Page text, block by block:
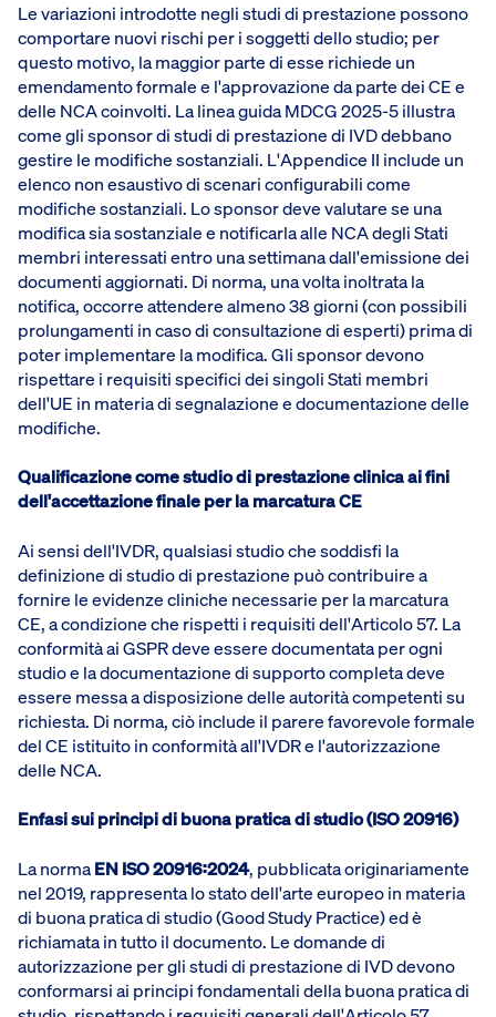
Le variazioni introdotte negli studi di prestazione possono
comportare nuovi rischi per i soggetti dello studio; per
questo motivo, la maggior parte di esse richiede un
emendamento formale e l'approvazione da parte dei CE e
delle NCA coinvolti. La linea guida MDCG 2025-5 illustra
come gli sponsor di studi di prestazione di IVD debbano
gestire le modifiche sostanziali. L'Appendice II include un
elenco non esaustivo di scenari configurabili come
modifiche sostanziali. Lo sponsor deve valutare se una
modifica sia sostanziale e notificarla alle NCA degli Stati
membri interessati entro una settimana dall'emissione dei
documenti aggiornati. Di norma, una volta inoltrata la
notifica, occorre attendere almeno 38 giorni (con possibili
prolungamenti in caso di consultazione di esperti) prima di
poter implementare la modifica. Gli sponsor devono
rispettare i requisiti specifici dei singoli Stati membri
dell'UE in materia di segnalazione e documentazione delle
modifiche.
Qualificazione come studio di prestazione clinica ai fini
dell'accettazione finale per la marcatura CE
Ai sensi dell'IVDR, qualsiasi studio che soddisfi la
definizione di studio di prestazione può contribuire a
fornire le evidenze cliniche necessarie per la marcatura
CE, a condizione che rispetti i requisiti dell'Articolo 57. La
conformità ai GSPR deve essere documentata per ogni
studio e la documentazione di supporto completa deve
essere messa a disposizione delle autorità competenti su
richiesta. Di norma, ciò include il parere favorevole formale
del CE istituito in conformità all'IVDR e l'autorizzazione
delle NCA.
Enfasi sui principi di buona pratica di studio (ISO 20916)
La normaEN ISO 20916:2024, pubblicata originariamente
nel 2019, rappresenta lo stato dell'arte europeo in materia
di buona pratica di studio (Good Study Practice) ed è
richiamata in tutto il documento. Le domande di
autorizzazione per gli studi di prestazione di IVD devono
conformarsi ai principi fondamentali della buona pratica di